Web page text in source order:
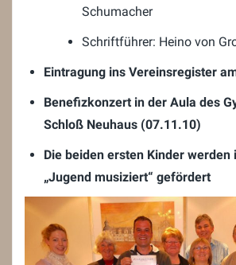
Schumacher
Schriftführer: Heino von
Eintragung ins Vereinsregister
Benefizkonzert in der Aula des
Schloß Neuhaus (07.11.10)
Die beiden ersten Kinder werden
„Jugend musiziert“ gefördert